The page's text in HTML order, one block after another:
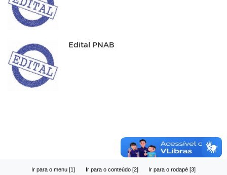
Edital PNAB
Ir para o menu [1] Ir para o conteúdo [2] Ir para o rodapé [3]